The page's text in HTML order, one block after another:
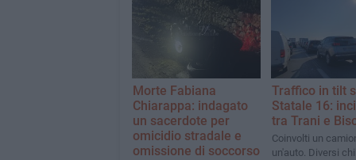
Morte Fabiana
Chiarappa: indagato
un sacerdote per
omicidio stradale e
omissione di soccorso
Traffico in tilt
Statale 16:
tra Trani e
Coinvolti un
un'auto. Diversi